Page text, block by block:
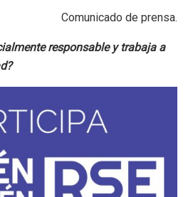
Comunicado de prensa.
responsable y trabaja a